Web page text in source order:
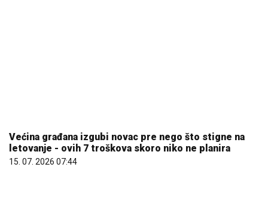
15. 07. 2026 07:44